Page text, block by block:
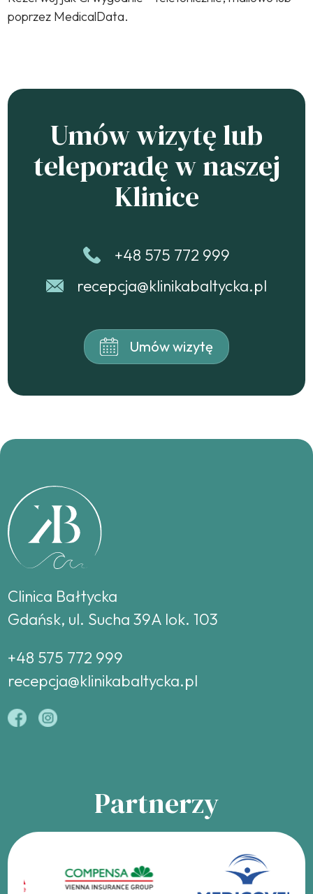
poprzez MedicalData.
Umów wizytę lub
teleporadę w naszej
Klinice
+48 575 772 999
recepcja@klinikabaltycka.pl
Umów wizytę
Clinica Bałtycka
Gdańsk, ul. Sucha 39A lok. 103
+48 575 772 999
recepcja@klinikabaltycka.pl
Partnerzy